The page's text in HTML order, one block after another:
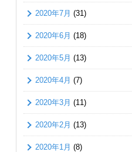
2020年7月 (31)
2020年6月 (18)
2020年5月 (13)
2020年4月 (7)
2020年3月 (11)
2020年2月 (13)
2020年1月 (8)